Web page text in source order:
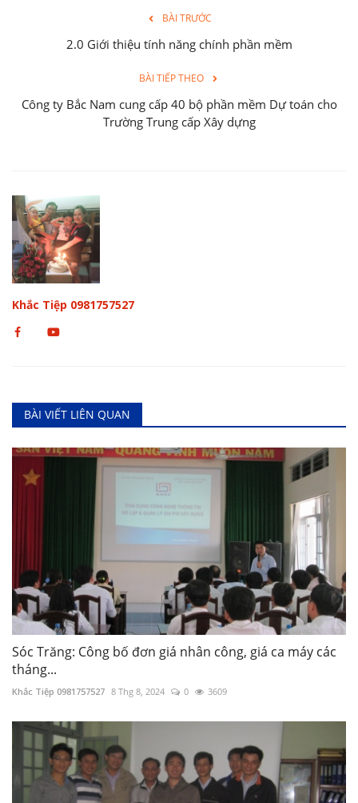
BÀI TRƯỚC
2.0 Giới thiệu tính năng chính phần mềm
BÀI TIẾP THEO
Công ty Bắc Nam cung cấp 40 bộ phần mềm Dự toán cho
Trường Trung cấp Xây dựng
Khắc Tiệp 0981757527
BÀI VIẾT LIÊN QUAN
Sóc Trăng: Công bố đơn giá nhân công, giá ca máy các
tháng...
Khắc Tiệp 0981757527 8 Thg 8, 2024 0 3609